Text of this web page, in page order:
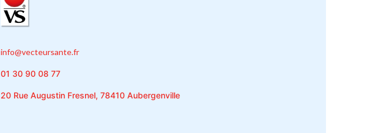
info@vecteursante.fr
01 30 90 08 77
20 Rue Augustin Fresnel, 78410 Aubergenville